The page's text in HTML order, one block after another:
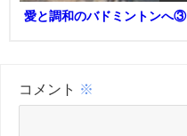
愛と調和のバドミントンへ③
コメント ※